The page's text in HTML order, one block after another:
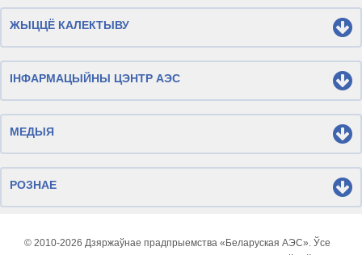
ЖЫЦЦЁ КАЛЕКТЫВУ
ІНФАРМАЦЫЙНЫ ЦЭНТР АЭС
МЕДЫЯ
РОЗНАЕ
© 2010-2026 Дзяржаўнае прадпрыемства «Беларуская АЭС». Ўсе